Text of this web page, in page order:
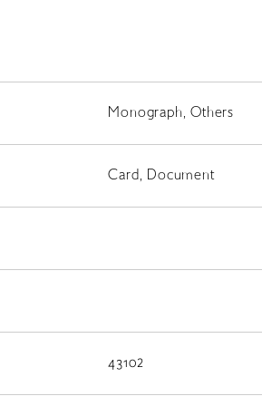
RETRACE
動画
Monograph, Others
Card, Document
43102